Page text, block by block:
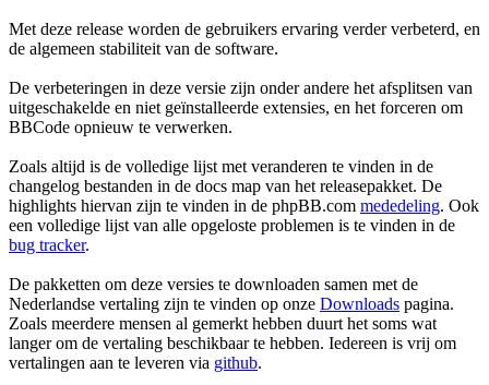
Met deze release worden de gebruikers ervaring verder verbeterd, en
de algemeen stabiliteit van de software.
De verbeteringen in deze versie zijn onder andere het afsplitsen van
uitgeschakelde en niet geïnstalleerde extensies, en het forceren om
BBCode opnieuw te verwerken.
Zoals altijd is de volledige lijst met veranderen te vinden in de
changelog bestanden in de docs map van het releasepakket. De
highlights hiervan zijn te vinden in de phpBB.com mededeling. Ook
een volledige lijst van alle opgeloste problemen is te vinden in de
bug tracker.
De pakketten om deze versies te downloaden samen met de
Nederlandse vertaling zijn te vinden op onze Downloads pagina.
Zoals meerdere mensen al gemerkt hebben duurt het soms wat
langer om de vertaling beschikbaar te hebben. Iedereen is vrij om
vertalingen aan te leveren via github.